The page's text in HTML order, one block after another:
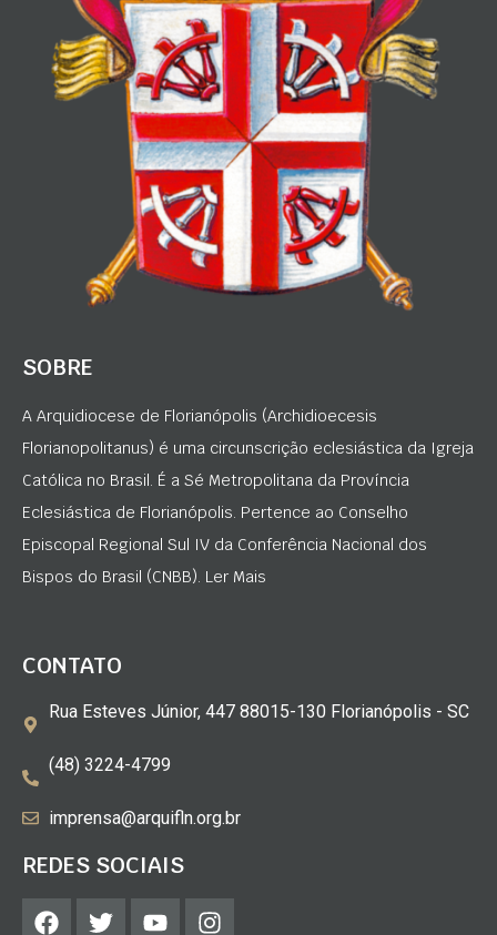
SOBRE
A Arquidiocese de Florianópolis (Archidioecesis
Florianopolitanus) é uma circunscrição eclesiástica da Igreja
Católica no Brasil. É a Sé Metropolitana da Província
Eclesiástica de Florianópolis. Pertence ao Conselho
Episcopal Regional Sul IV da Conferência Nacional dos
Bispos do Brasil (CNBB). Ler Mais
CONTATO
Rua Esteves Júnior, 447 88015-130 Florianópolis - SC
(48) 3224-4799
imprensa@arquifln.org.br
REDES SOCIAIS